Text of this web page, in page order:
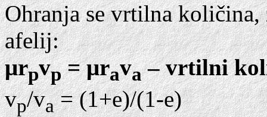
Ohranja se vrtilna
afelij:
μrpvp= μrava– vrtilni
vp/va= (1+e)/(1-e)